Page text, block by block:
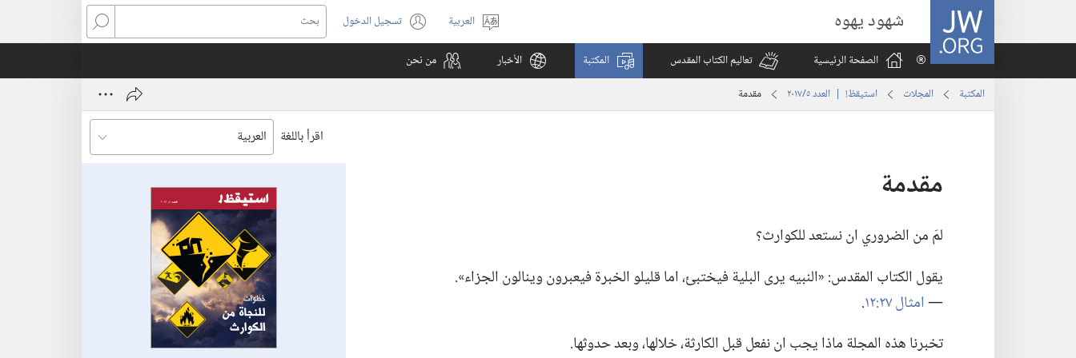
JW.ORG شهود يهوه
اختر
اللغة
العربية تسجيل الدخول
(يفتح
نافذة
بحث
الصفحة الرئيسية
تعاليم الكتاب المقدس المكتبة الأخبار من نحن
المكتبة المجلات استيقظ‏!‏ | العدد ‏‎٥‎/‏‎٢٠١٧‎ مقدمة
اقرأ باللغة
مقدمة
لمَ من الضروري ان نستعد للكوارث؟‏
يقول الكتاب المقدس:‏ «النبيه يرى البلية فيختبئ،‏ اما قليلو الخبرة فيعبرون وينالون الجزاء».‏
—‏امثال ٢٧:‏١٢
‏.‏
تخبرنا هذه المجلة ماذا يجب ان نفعل قبل الكارثة،‏ خلالها،‏ وبعد حدوثها.‏